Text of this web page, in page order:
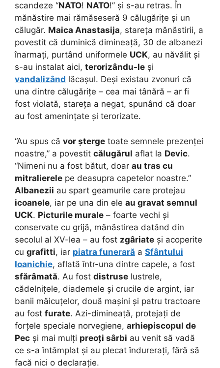
scandeze “NATO! NATO!” și s-au retras. În
mănăstire mai rămăseseră 9 călugărițe și un
călugăr. Maica Anastasija, stareța mănăstirii, a
povestit că duminică dimineață, 30 de albanezi
înarmați, purtând uniformele UCK, au năvălit și
s-au instalat aici, terorizându-le și
vandalizând lăcașul. Deși existau zvonuri că
una dintre călugărițe – cea mai tânără – ar fi
fost violată, stareța a negat, spunând că doar
au fost amenințate și terorizate.
“Au spus că vor șterge toate semnele prezenței
noastre,” a povestit călugărul aflat la Devic.
“Nimeni nu a fost bătut, doar au tras cu
mitralierele pe deasupra capetelor noastre.”
Albanezii au spart geamurile care protejau
icoanele, iar pe una din ele au gravat semnul
UCK. Picturile murale – foarte vechi și
conservate cu grijă, mănăstirea datând din
secolul al XV-lea – au fost zgâriate și acoperite
cu grafitti, iar piatra funerară a Sfântului
Ioanichie, aflată într-una dintre capele, a fost
sfărâmată. Au fost distruse lustrele,
cădelnițele, diademele și crucile de argint, iar
banii măicuțelor, două mașini și patru tractoare
au fost furate. Azi-dimineață, protejați de
forțele speciale norvegiene, arhiepiscopul de
Pec și mai mulți preoți sârbi au venit să vadă
ce s-a întâmplat și au plecat îndurerați, fără să
facă nici o declarație.